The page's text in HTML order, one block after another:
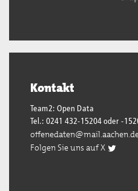
Kontakt
Team2: Open Data
Tel.: 0241 432-15204 oder -
Folgen Sie uns auf X